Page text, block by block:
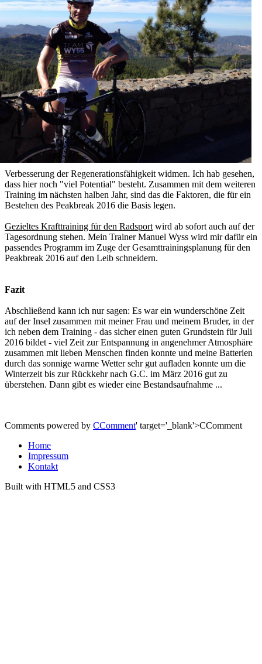
Verbesserung der Regenerationsfähigkeit widmen. Ich hab gesehen,
dass hier noch "viel Potential" besteht. Zusammen mit dem weiteren
Training im nächsten halben Jahr, sind das die Faktoren, die für ein
Bestehen des Peakbreak 2016 die Basis legen.
Gezieltes Krafttraining für den Radsport wird ab sofort auch auf der
Tagesordnung stehen. Mein Trainer Manuel Wyss wird mir dafür ein
passendes Programm im Zuge der Gesamttrainingsplanung für den
Peakbreak 2016 auf den Leib schneidern.
Fazit
Abschließend kann ich nur sagen: Es war ein wunderschöne Zeit
auf der Insel zusammen mit meiner Frau und meinem Bruder, in der
ich neben dem Training - das sicher einen guten Grundstein für Juli
2016 bildet - viel Zeit zur Entspannung in angenehmer Atmosphäre
zusammen mit lieben Menschen finden konnte und meine Batterien
durch das sonnige warme Wetter sehr gut aufladen konnte um die
Winterzeit bis zur Rückkehr nach G.C. im März 2016 gut zu
überstehen. Dann gibt es wieder eine Bestandsaufnahme ...
Comments powered by CComment' target='_blank'>CComment
Home
Impressum
Kontakt
Built with HTML5 and CSS3